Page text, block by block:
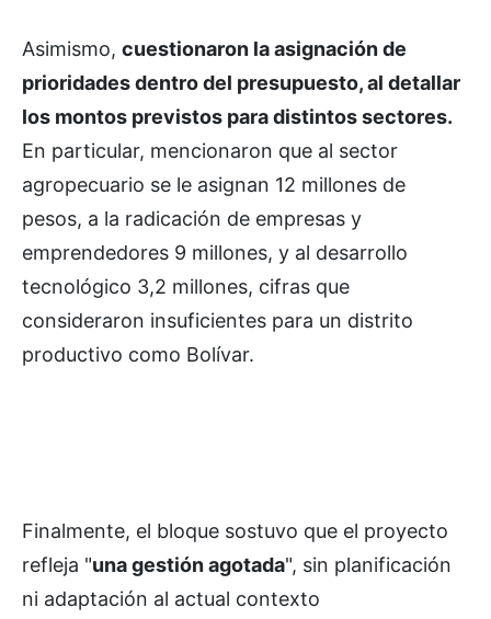
Asimismo, cuestionaron la asignación de
prioridades dentro del presupuesto, al detallar
los montos previstos para distintos sectores.
En particular, mencionaron que al sector
agropecuario se le asignan 12 millones de
pesos, a la radicación de empresas y
emprendedores 9 millones, y al desarrollo
tecnológico 3,2 millones, cifras que
consideraron insuficientes para un distrito
productivo como Bolívar.
Finalmente, el bloque sostuvo que el proyecto
refleja "una gestión agotada", sin planificación
ni adaptación al actual contexto